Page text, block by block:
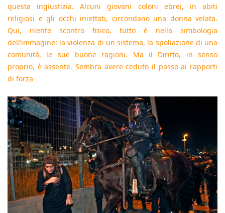
questa ingiustizia. Alcuni giovani coloni ebrei, in abiti
religiosi e gli occhi iniettati, circondano una donna velata.
Qui, niente scontro fisico, tutto è nella simbologia
dell’immagine: la violenza di un sistema, la spoliazione di una
comunità, le sue buone ragioni. Ma il Diritto, in senso
proprio, è assente. Sembra avere ceduto il passo ai rapporti
di forza